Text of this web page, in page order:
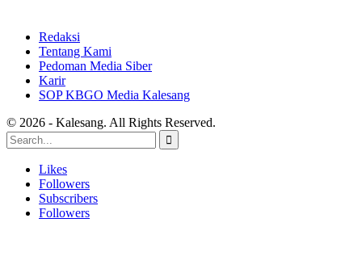
Redaksi
Tentang Kami
Pedoman Media Siber
Karir
SOP KBGO Media Kalesang
© 2026 - Kalesang. All Rights Reserved.
Likes
Followers
Subscribers
Followers